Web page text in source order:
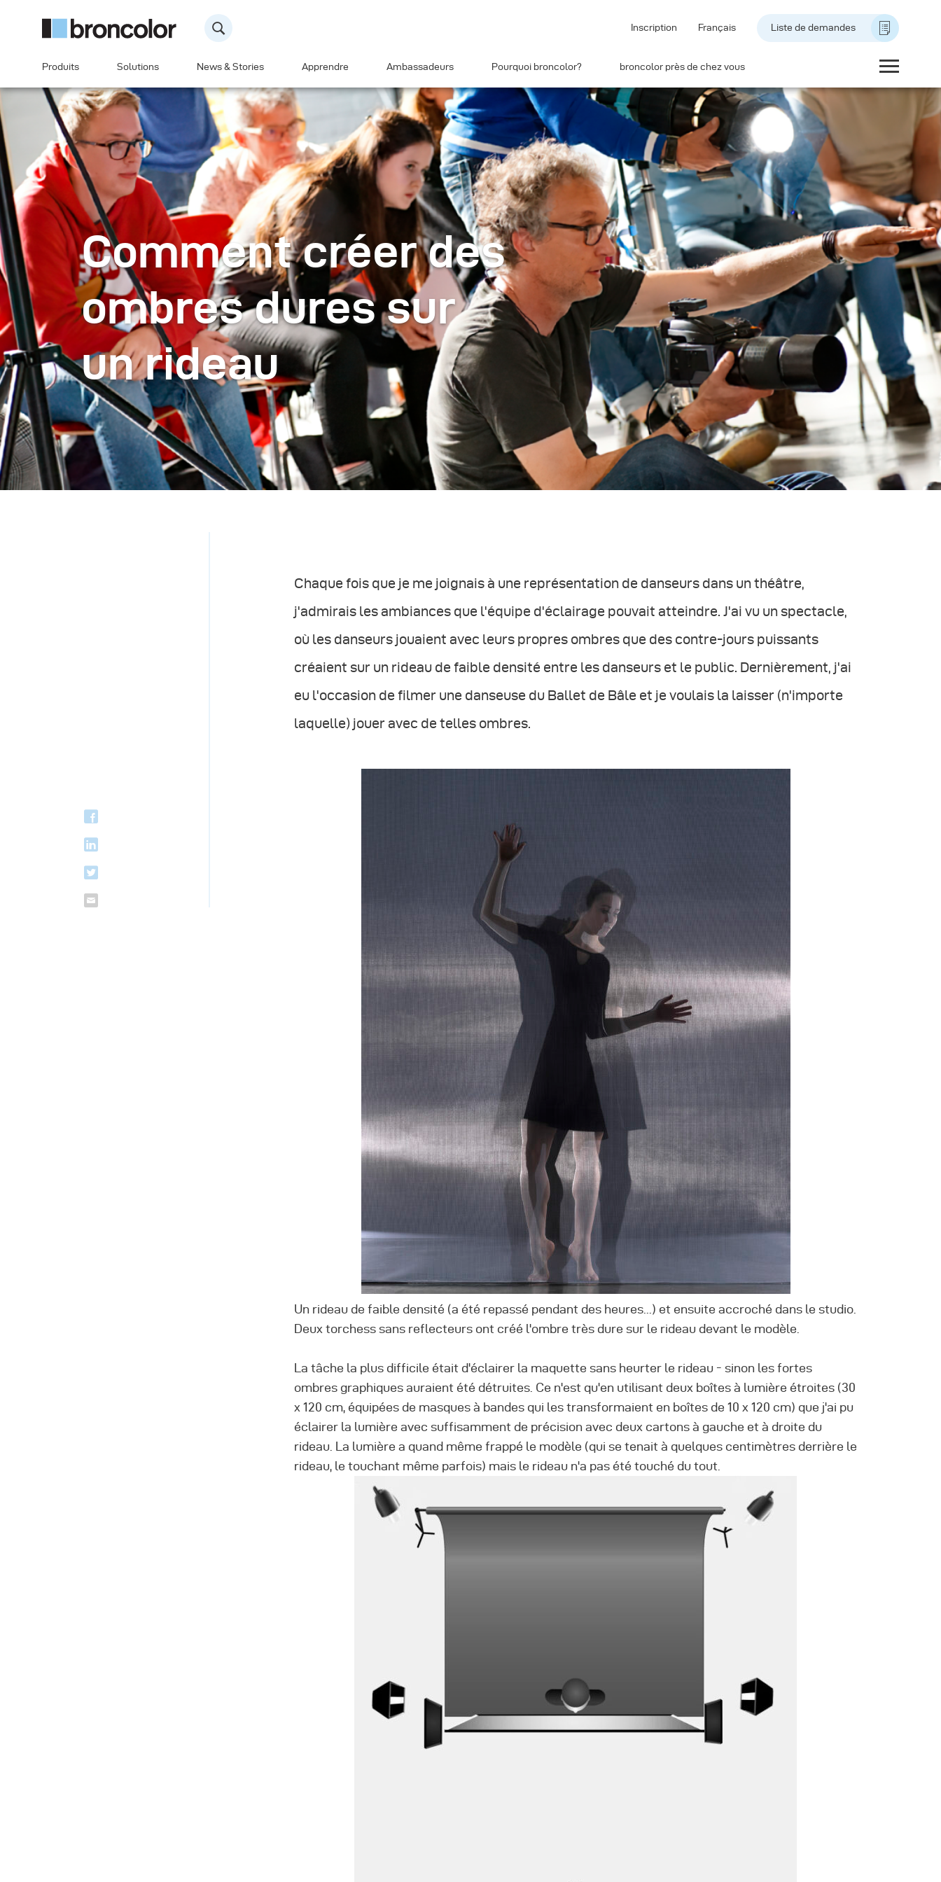
Inscription Français Liste de demandes
Produits Solutions News & Stories Apprendre Ambassadeurs Pourquoi broncolor? broncolor près de chez vous
Comment créer des
ombres dures sur
un rideau
Chaque fois que je me joignais à une représentation de danseurs dans un théâtre,
j'admirais les ambiances que l'équipe d'éclairage pouvait atteindre. J'ai vu un spectacle,
où les danseurs jouaient avec leurs propres ombres que des contre-jours puissants
créaient sur un rideau de faible densité entre les danseurs et le public. Dernièrement, j'ai
eu l'occasion de filmer une danseuse du Ballet de Bâle et je voulais la laisser (n'importe
laquelle) jouer avec de telles ombres.
Un rideau de faible densité (a été repassé pendant des heures...) et ensuite accroché dans le studio.
Deux torchess sans reflecteurs ont créé l'ombre très dure sur le rideau devant le modèle.
La tâche la plus difficile était d'éclairer la maquette sans heurter le rideau - sinon les fortes
ombres graphiques auraient été détruites. Ce n'est qu'en utilisant deux boîtes à lumière étroites (30
x 120 cm, équipées de masques à bandes qui les transformaient en boîtes de 10 x 120 cm) que j'ai pu
éclairer la lumière avec suffisamment de précision avec deux cartons à gauche et à droite du
rideau. La lumière a quand même frappé le modèle (qui se tenait à quelques centimètres derrière le
rideau, le touchant même parfois) mais le rideau n'a pas été touché du tout.